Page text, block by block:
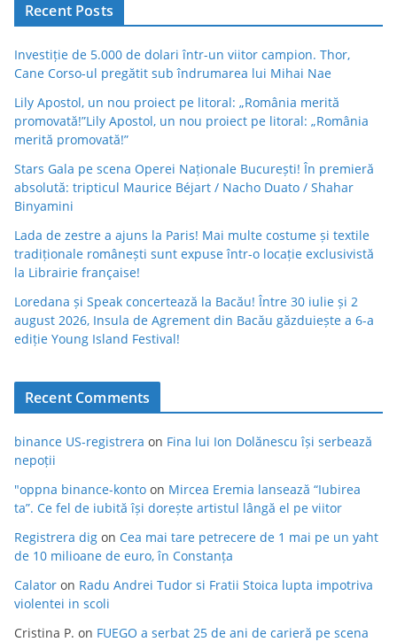
Recent Posts
Investiție de 5.000 de dolari într-un viitor campion. Thor,
Cane Corso-ul pregătit sub îndrumarea lui Mihai Nae
Lily Apostol, un nou proiect pe litoral: „România merită
promovată!”Lily Apostol, un nou proiect pe litoral: „România
merită promovată!”
Stars Gala pe scena Operei Naționale București! În premieră
absolută: tripticul Maurice Béjart / Nacho Duato / Shahar
Binyamini
Lada de zestre a ajuns la Paris! Mai multe costume și textile
tradiționale românești sunt expuse într-o locație exclusivistă
la Librairie française!
Loredana și Speak concertează la Bacău! Între 30 iulie și 2
august 2026, Insula de Agrement din Bacău găzduiește a 6-a
ediție Young Island Festival!
Recent Comments
binance US-registrera on Fina lui Ion Dolănescu își serbează
nepoții
"oppna binance-konto on Mircea Eremia lansează “Iubirea
ta”. Ce fel de iubită își dorește artistul lângă el pe viitor
Registrera dig on Cea mai tare petrecere de 1 mai pe un yaht
de 10 milioane de euro, în Constanța
Calator on Radu Andrei Tudor si Fratii Stoica lupta impotriva
violentei in scoli
Cristina P. on FUEGO a serbat 25 de ani de carieră pe scena